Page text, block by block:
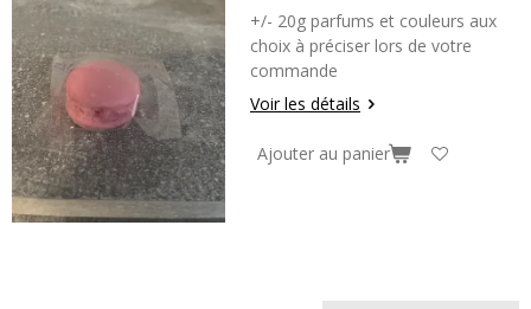
+/- 20g parfums et couleurs aux
choix à préciser lors de votre
commande
Voir les détails
Ajouter au panier